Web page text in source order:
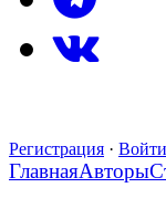
Регистрация · Войти
ГлавнаяАвторы